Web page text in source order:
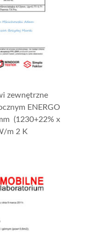
zewnętrzne
ENERGO
(1230+22% x
m 2 K